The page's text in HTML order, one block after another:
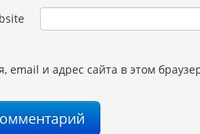
email и адрес сайта в этом